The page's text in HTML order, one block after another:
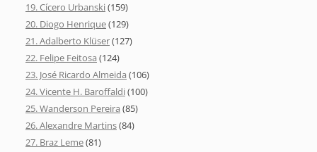
19. Cícero Urbanski(159)
20. Diogo Henrique(129)
21. Adalberto Klüser(127)
22. Felipe Feitosa (124)
23. José Ricardo Almeida (106)
24. Vicente H. Baroffaldi(100)
25. Wanderson Pereira (85)
26. Alexandre Martins(84)
27. Braz Leme(81)